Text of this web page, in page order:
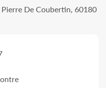
De Coubertin, 60180